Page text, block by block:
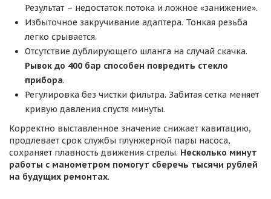
Результат – недостаток потока и ложное «занижение».
Избыточное закручивание адаптера. Тонкая резьба
легко срывается.
Отсутствие дублирующего шланга на случай скачка.
Рывок до 400 бар способен повредить стекло
прибора.
Регулировка без чистки фильтра. Забитая сетка меняет
кривую давления спустя минуты.
Корректно выставленное значение снижает кавитацию,
продлевает срок службы плунжерной пары насоса,
сохраняет плавность движения стрелы. Несколько минут
работы с манометром помогут сберечь тысячи рублей
на будущих ремонтах.